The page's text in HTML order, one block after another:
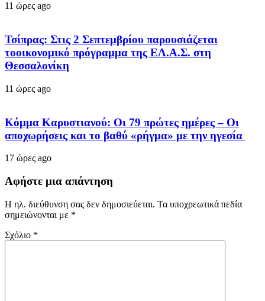
11 ώρες ago
Τσίπρας: Στις 2 Σεπτεμβρίου παρουσιάζεται
τοοικονομικό πρόγραμμα της ΕΛ.Α.Σ. στη
Θεσσαλονίκη
11 ώρες ago
Κόμμα Καρυστιανού: Οι 79 πρώτες ημέρες – Οι
αποχωρήσεις και το βαθύ «ρήγμα» με την ηγεσία
17 ώρες ago
Αφήστε μια απάντηση
Η ηλ. διεύθυνση σας δεν δημοσιεύεται. Τα υποχρεωτικά πεδία
σημειώνονται με *
Σχόλιο *